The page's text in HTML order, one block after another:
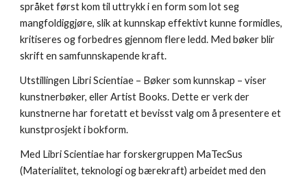
språket først kom til uttrykk i en form som lot seg
mangfoldiggjøre, slik at kunnskap effektivt kunne formidles,
kritiseres og forbedres gjennom flere ledd. Med bøker blir
skrift en samfunnskapende kraft.
Utstillingen Libri Scientiae – Bøker som kunnskap – viser
kunstnerbøker, eller Artist Books. Dette er verk der
kunstnerne har foretatt et bevisst valg om å presentere et
kunstprosjekt i bokform.
Med Libri Scientiae har forskergruppen MaTecSus
(Materialitet, teknologi og bærekraft) arbeidet med den